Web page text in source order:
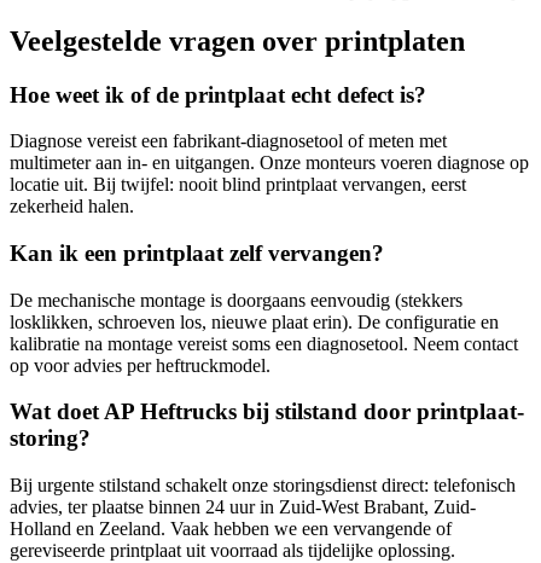
Veelgestelde vragen over printplaten
Hoe weet ik of de printplaat echt defect is?
Diagnose vereist een fabrikant-diagnosetool of meten met
multimeter aan in- en uitgangen. Onze monteurs voeren diagnose op
locatie uit. Bij twijfel: nooit blind printplaat vervangen, eerst
zekerheid halen.
Kan ik een printplaat zelf vervangen?
De mechanische montage is doorgaans eenvoudig (stekkers
losklikken, schroeven los, nieuwe plaat erin). De configuratie en
kalibratie na montage vereist soms een diagnosetool. Neem contact
op voor advies per heftruckmodel.
Wat doet AP Heftrucks bij stilstand door printplaat-
storing?
Bij urgente stilstand schakelt onze storingsdienst direct: telefonisch
advies, ter plaatse binnen 24 uur in Zuid-West Brabant, Zuid-
Holland en Zeeland. Vaak hebben we een vervangende of
gereviseerde printplaat uit voorraad als tijdelijke oplossing.